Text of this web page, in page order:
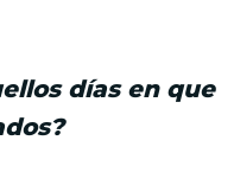
días en que